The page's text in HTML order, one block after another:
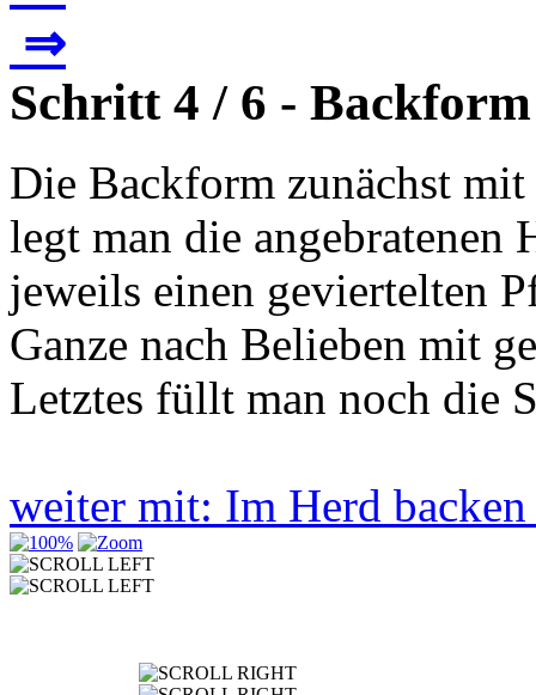
⇒
Schritt 4 / 6 -
Die Backform zunächst
legt man die angebratenen
jeweils einen geviertelten
Ganze nach Belieben mit
Letztes füllt man noch die
weiter mit: Im Herd